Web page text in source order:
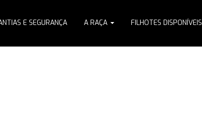
E SEGURANÇA A RAÇA FILHOTES DISPONÍVEIS